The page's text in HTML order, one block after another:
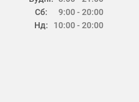
Сб:
Нд:
9:00 - 20:00
10:00 - 20:00